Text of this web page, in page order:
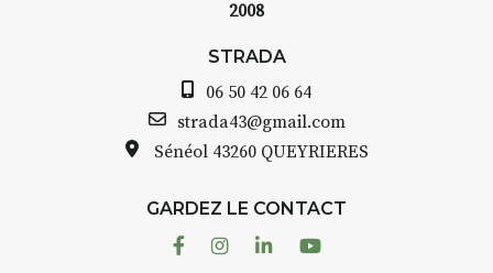
avez ouvert une galerie à
Auzon…
Bernard TURLE Le Fumoir n’est
pas une galerie permanente.
AuzonToujours organise
dans le village. Des artistes et
2008
STRADA
06 50 42 06 64
strada43@gmail.com
Sénéol 43260 QUEYRIERES
GARDEZ LE CONTACT
FacebookInstagram
LinkedinYoutube